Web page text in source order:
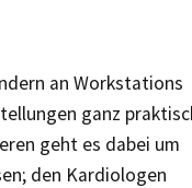
an Workstations
ganz
geht es dabei um
den Kardiologen